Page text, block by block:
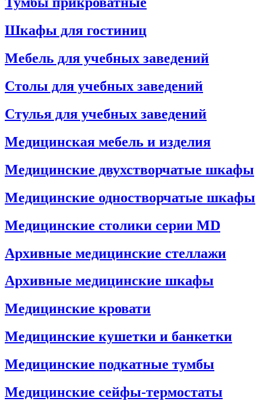
Шкафы для гостиниц
Мебель для учебных заведений
Столы для учебных заведений
Стулья для учебных заведений
Медицинская мебель и изделия
Медицинские двухстворчатые шкафы
Медицинские одностворчатые шкафы
Медицинские столики серии MD
Архивные медицинские стеллажи
Архивные медицинские шкафы
Медицинские кровати
Медицинские кушетки и банкетки
Медицинские подкатные тумбы
Медицинские сейфы-термостаты